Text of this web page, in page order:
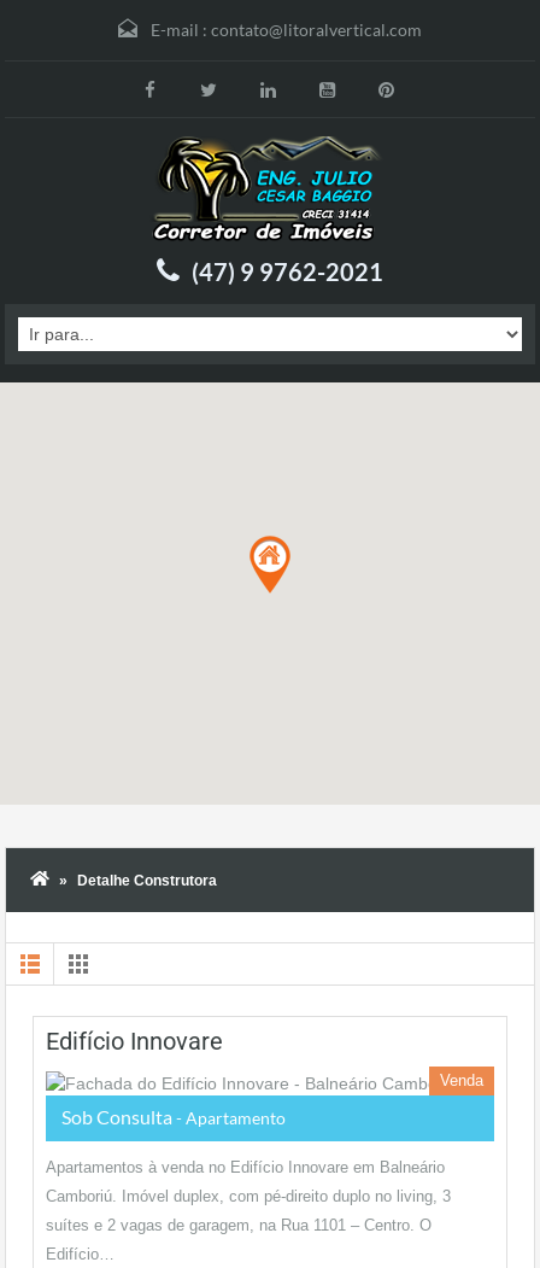
E-mail : contato@litoralvertical.com
(47) 9 9762-2021
Detalhe Construtora
Edifício Innovare
Venda
Sob Consulta - Apartamento
Apartamentos à venda no Edifício Innovare em Balneário
Camboriú. Imóvel duplex, com pé-direito duplo no living, 3
suítes e 2 vagas de garagem, na Rua 1101 – Centro. O
Edifício…